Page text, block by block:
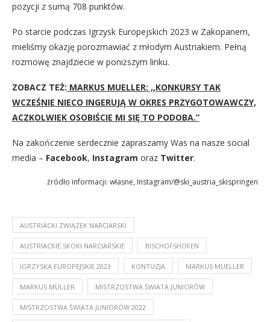
pozycji z sumą 708 punktów.
Po starcie podczas Igrzysk Europejskich 2023 w Zakopanem,
mieliśmy okazję porozmawiać z młodym Austriakiem. Pełną
rozmowę znajdziecie w poniższym linku.
ZOBACZ TEŻ: MARKUS MUELLER: ,,KONKURSY TAK
WCZEŚNIE NIECO INGERUJĄ W OKRES PRZYGOTOWAWCZY,
ACZKOLWIEK OSOBIŚCIE MI SIĘ TO PODOBA.”
Na zakończenie serdecznie zapraszamy Was na nasze social
media – Facebook, Instagram oraz Twitter.
źródło informacji: własne, Instagram/@ski_austria_skispringen
AUSTRIACKI ZWIĄZEK NARCIARSKI
AUSTRIACKIE SKOKI NARCIARSKIE BISCHOFSHOFEN
IGRZYSKA EUROPEJSKIE 2023 KONTUZJA MARKUS MUELLER
MARKUS MÜLLER MISTRZOSTWA ŚWIATA JUNIORÓW
MISTRZOSTWA ŚWIATA JUNIORÓW 2022